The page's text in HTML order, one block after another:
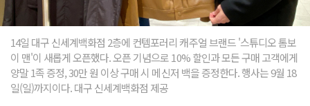
14일 대구 신세계백화점 2층에 컨템포러리 캐주얼 브랜드 '스튜디오 톰보
이 맨'이 새롭게 오픈했다. 오픈 기념으로 10% 할인과 모든 구매 고객에게
양말 1족 증정, 30만 원 이상 구매 시 메신저 백을 증정한다. 행사는 9월 18
일(일)까지이다. 대구 신세계백화점 제공